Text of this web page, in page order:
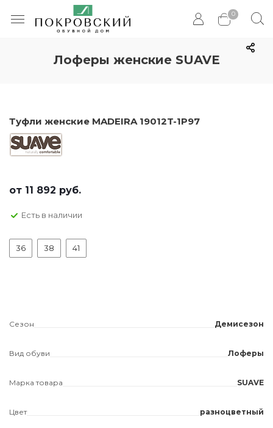
0
Лоферы женские SUAVE
Туфли женские MADEIRA 19012T-1P97
от 11 892 руб.
Есть в наличии
36 38 41
Сезон Демисезон
Вид обуви Лоферы
Марка товара SUAVE
Цвет разноцветный